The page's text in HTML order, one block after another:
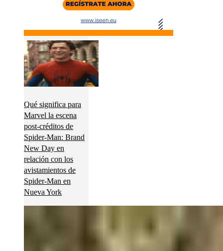
Qué significa para
Marvel la escena
post-créditos de
Spider-Man: Brand
New Day en
relación con los
avistamientos de
Spider-Man en
Nueva York